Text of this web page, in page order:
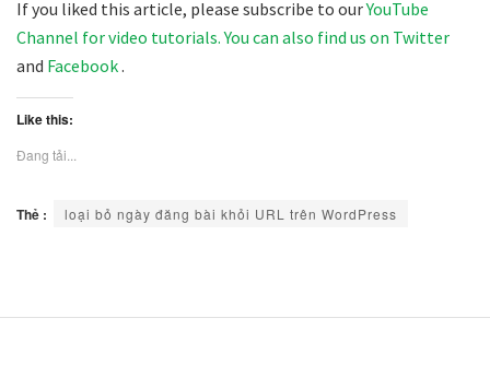
If you liked this article, please subscribe to ourYouTube
Channel for video tutorials. You can also find us on Twitter
and Facebook.
Like this:
Đang tải...
Thẻ : loại bỏ ngày đăng bài khỏi URL trên WordPress